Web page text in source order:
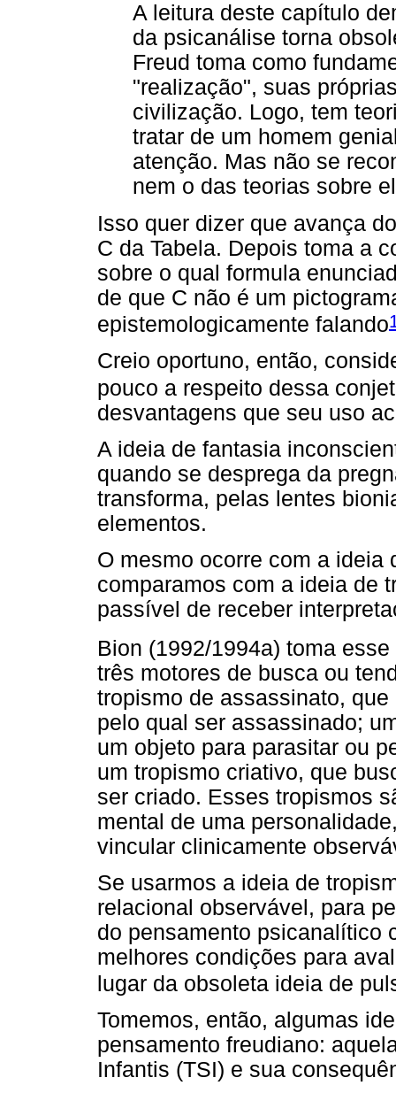
A leitura deste capítulo
da psicanálise torna
Freud toma como
"realização", suas
civilização. Logo, tem
tratar de um homem
atenção. Mas não se
nem o das teorias sobre
Isso quer dizer que avança
C da Tabela. Depois toma a
sobre o qual formula
de que C não é um
epistemologicamente falando
Creio oportuno, então,
pouco a respeito dessa
desvantagens que seu uso
A ideia de fantasia
quando se desprega da
transforma, pelas lentes
elementos.
O mesmo ocorre com a ideia
comparamos com a ideia de
passível de receber
Bion (1992/1994a) toma
três motores de busca ou
tropismo de assassinato,
pelo qual ser assassinado;
um objeto para parasitar ou
um tropismo criativo, que
ser criado. Esses tropismos
mental de uma
vincular clinicamente
Se usarmos a ideia de
relacional observável, para
do pensamento psicanalítico
melhores condições para
lugar da obsoleta ideia de
Tomemos, então, algumas
pensamento freudiano:
Infantis (TSI) e sua